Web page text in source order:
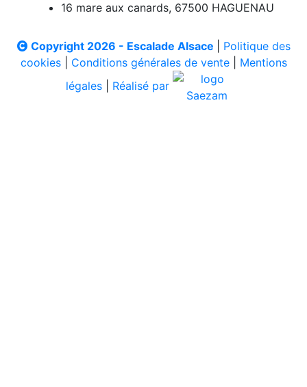
16 mare aux canards, 67500 HAGUENAU
Copyright 2026 - Escalade Alsace
Politique des
cookies| Conditions générales de vente| Mentions
légales
Réalisé par